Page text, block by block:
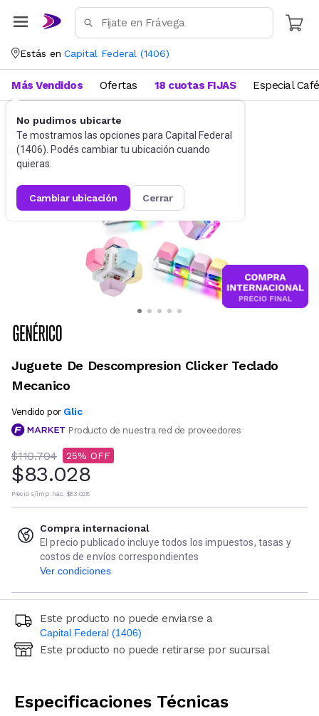
Estás en Capital Federal (1406)
No pudimos ubicarte
Te mostramos las opciones para Capital Federal
(1406). Podés cambiar tu ubicación cuando
quieras.
cambiar ubicación cerrar
Más Vendidos Ofertas 18 cuotas FIJAS Especial Café
Juguetes y Juegos
Juguete De Descompresion Clicker Teclado
Mecanico
Vendido por Glic
Producto de nuestra red de proveedores
$110.704 25
$83.028
Precio s/imp. nac. $83.028
Compra internacional
El precio publicado incluye todos los impuestos, tasas y
costos de envíos correspondientes
Ver condiciones
Este producto no puede enviarse a
Capital Federal (1406)
Ingresá código postal (sólo números)
Este producto no puede retirarse por sucursal
Especificaciones Técnicas